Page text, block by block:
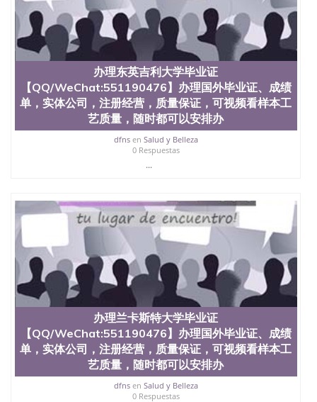
信息，给出操作方案； 2、补充毕业证成绩单等相关
材料； 3、留服注册申请账号，付定金； 4、预约递
交时间，公司人员陪同客户本人一起去留服递交材
料； 5、等待结果，完成结果书留服直接邮寄给客户
6、客户确认收到结果，付余款。 我们对海外大学及
学院的毕业证成绩单所使用的材料，尺寸大小，防伪
结构（包括：水印，阴影底纹，钢印LOGO烫金烫
银，LOGO烫金烫银复合重叠。 文字图案浮雕，激光
镭射，紫外荧光，温感，复印防伪）都有原版本文凭
对照。质量得到了广大海外客户群体的认可，同时和
海外学校留学中介， 同时能做到与时俱进，及时掌握
各大院校的（毕业证，成绩单，资格证，学生卡，结
业证，录取通知书，在读证明等相关材料）的版本更
原版实物，以求达到客户的需求。 我们的优势： 我
们在保证合理定价的同时，坚持较高性价比，通过品
质和效率不断优化，为您倾情诠释什么是高性价比。
咨询顾问：Sam q/微信:551190476 Q/微
信:551190476办理毕业证成绩单、教育部认证,录取通
知书，雅思，留学回国证明.
公司专业制作、办理、仿制、成绩单文凭、改成绩、
教育部学历学位认证、毕业证、成绩单、文凭、学历
文凭、假文凭假毕业证假学历书制作、假制作、办
理、仿制学位证书、毕业证文凭、文凭毕业证、毕业
证认证、留服认证、使馆认证、使馆证明、使馆留学
回国人员证明、留学生认证、学历认证、文凭认证学
位认证、留学生学历认证、留学生学位认证、英国文
凭学历、美国文凭学历、澳洲文凭学历、加拿大文凭
办理东英吉利大学毕业证
【QQ/WeChat:551190476】办理国外毕业证、成绩
单，实体公司，注册经营，质量保证，可视频看样本工
艺质量，随时都可以安排办
dfnsen Salud y Belleza
0 Respuestas
...
办理兰卡斯特大学毕业证
【QQ/WeChat:551190476】办理国外毕业证、成绩
单，实体公司，注册经营，质量保证，可视频看样本工
艺质量，随时都可以安排办
dfnsen Salud y Belleza
0 Respuestas